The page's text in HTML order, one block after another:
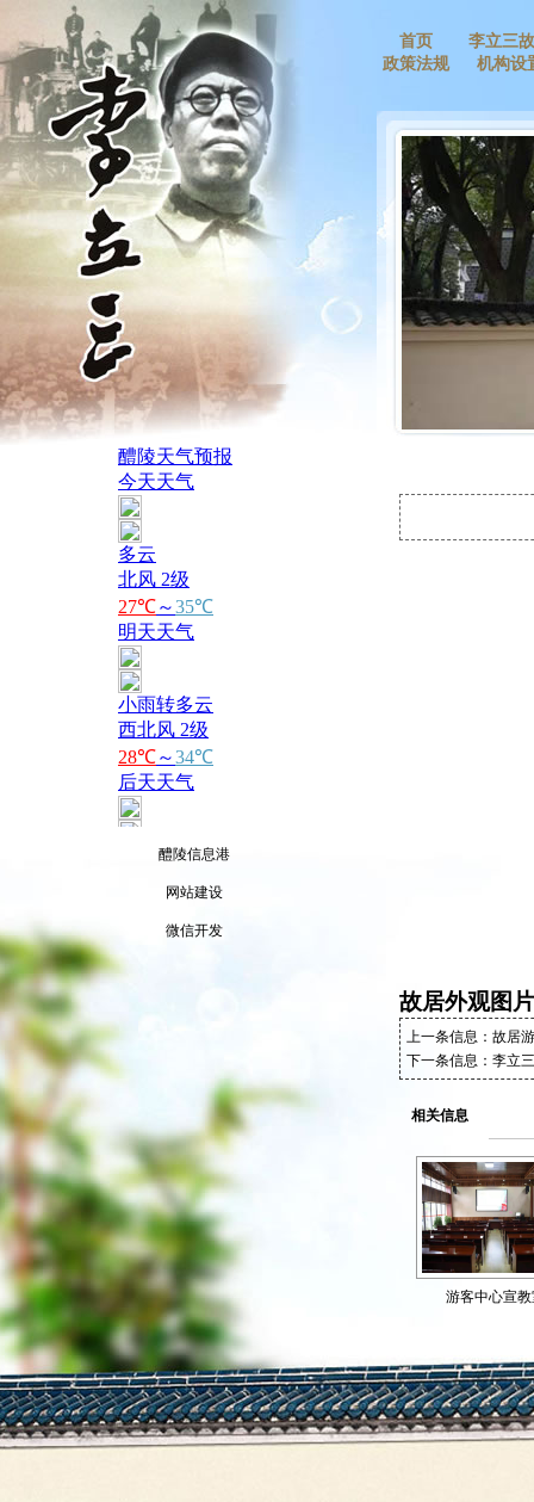
首页
李立三
政策法规
机构设
醴陵信息港
网站建设
微信开发
故居外观图片
上一条信息： 故居
下一条信息： 李立
相关信息
游客中心宣